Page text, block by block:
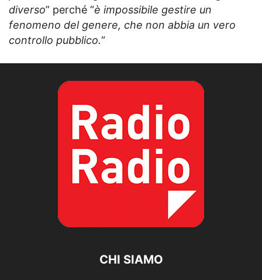
diverso” perché “è impossibile gestire un
fenomeno del genere, che non abbia un vero
controllo pubblico.“
CHI SIAMO